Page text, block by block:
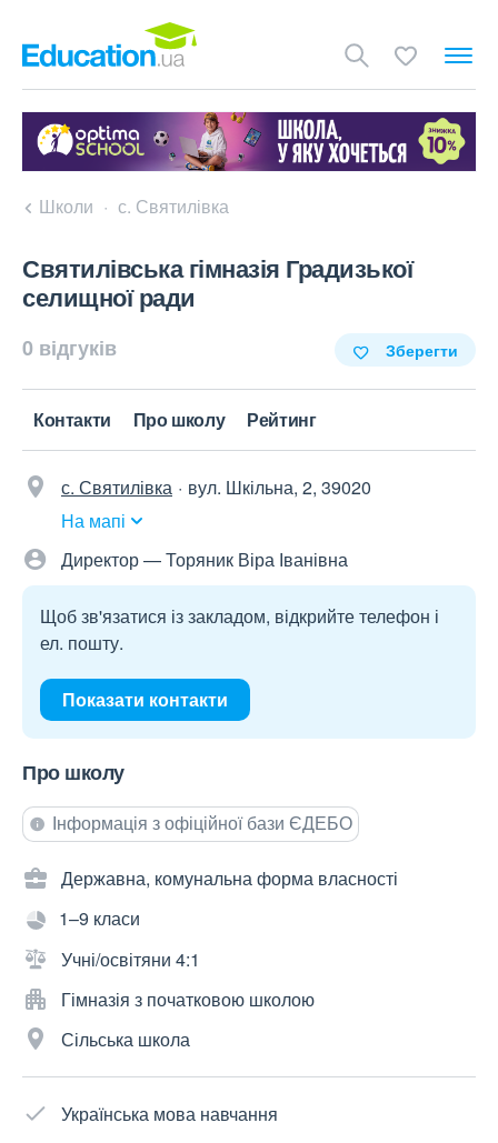
Школи с. Святилівка
Святилівська гімназія Градизької
селищної ради
0 відгуків Зберегти
Контакти Про школу Рейтинг
с. Святилівка
вул. Шкільна, 2, 39020
На мапі
Директор — Торяник Віра Іванівна
Щоб зв'язатися із закладом, відкрийте телефон і
ел. пошту.
Показати контакти
Про школу
Інформація з офіційної бази ЄДЕБО
Державна, комунальна форма власності
1–9 класи
Учні/освітяни 4:1
Гімназія з початковою школою
Сільська школа
Українська мова навчання